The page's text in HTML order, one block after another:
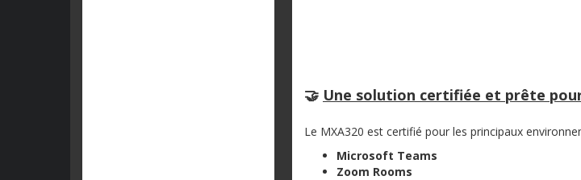
🤝 Une solution certifiée et prête
Le MXA320 est certifié pour les principaux
Microsoft Teams
Zoom Rooms